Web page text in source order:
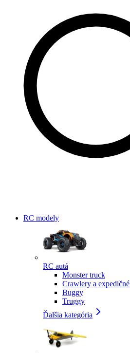
RC modely
RC autá
Monster truck
Crawlery a expedičné
Buggy
Truggy
Ďalšia kategória